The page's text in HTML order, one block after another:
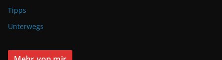
Tipps
Unterwegs